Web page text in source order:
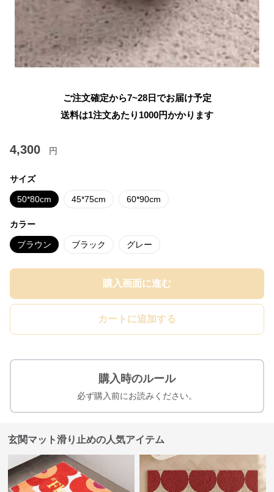
ご注文確定から7~28日でお届け予定
送料は1注文あたり 1000円かかります
4,300 円
サイズ
50*80cm 45*75cm 60*90cm
カラー
ブラウン ブラック グレー
購入画面に進む
カートに追加する
購入時のルール
必ず購入前にお読みください。
玄関マット滑り止めの人気アイテム